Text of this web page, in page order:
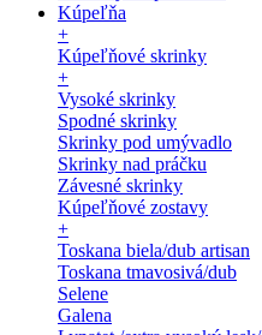
Kúpeľňa
+
Kúpeľňové skrinky
+
Vysoké skrinky
Spodné skrinky
Skrinky pod umývadlo
Skrinky nad práčku
Závesné skrinky
Kúpeľňové zostavy
+
Toskana biela/dub artisan
Toskana tmavosivá/dub
Selene
Galena